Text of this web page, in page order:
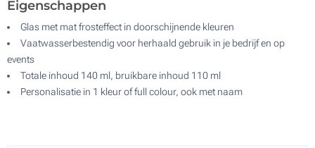
Eigenschappen
Glas met mat frosteffect in doorschijnende kleuren
Vaatwasserbestendig voor herhaald gebruik in je bedrijf en op
events
Totale inhoud 140 ml, bruikbare inhoud 110 ml
Personalisatie in 1 kleur of full colour, ook met naam